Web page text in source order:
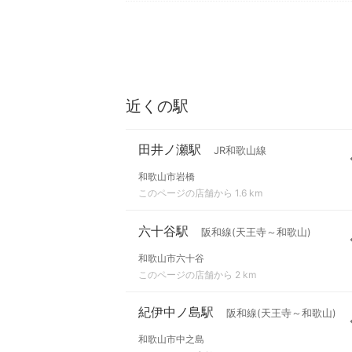
近くの駅
田井ノ瀬駅 JR和歌山線
和歌山市岩橋
このページの店舗から 1.6 km
六十谷駅 阪和線(天王寺～和歌山)
和歌山市六十谷
このページの店舗から 2 km
紀伊中ノ島駅 阪和線(天王寺～和歌山)
和歌山市中之島